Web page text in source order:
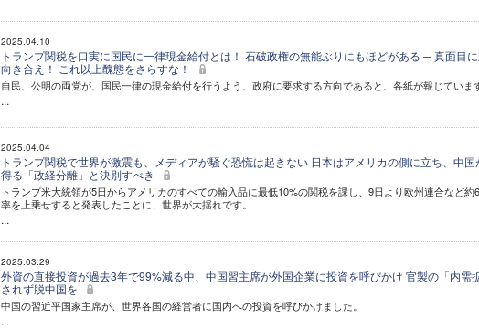
2025.04.10
トランプ関税を口実に国民に一律現金給付とは！ 石破政権の無能ぶりにもほどがある ─ 真面目
向き合え！ これ以上醜態をさらすな！
自民、公明の両党が、国民一律の現金給付を行うよう、政府に要求する方向であると、各紙が報じています
...
2025.04.04
トランプ関税で世界が激震も、メディアが騒ぐ恐慌は起きない 日本はアメリカの側に立ち、中国
得る「政経分離」と決別すべき
トランプ米大統領が5日からアメリカのすべての輸入品に最低10%の関税を課し、9日より欧州連合など約
率を上乗せすると発表したことに、世界が大揺れです。
...
2025.03.29
外資の直接投資が過去3年で99%減る中、中国習主席が外国企業に投資を呼びかけ 官製の「内需
されず脱中国を
中国の習近平国家主席が、世界各国の経営者に国内への投資を呼びかけました。
...